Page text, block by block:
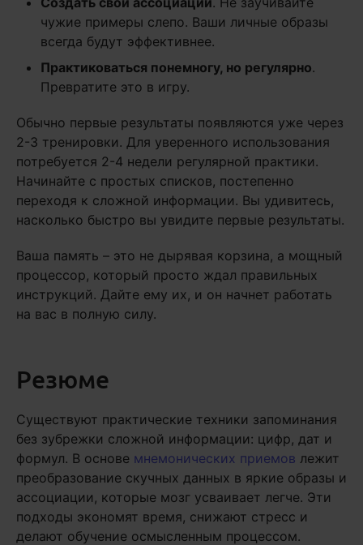
чужие примеры слепо. Ваши личные образы
всегда будут эффективнее.
Практиковаться понемногу, но регулярно.
Превратите это в игру.
Обычно первые результаты появляются уже через
2-3 тренировки. Для уверенного использования
потребуется 2-4 недели регулярной практики.
Начинайте с простых списков, постепенно
переходя к сложной информации. Вы удивитесь,
насколько быстро вы увидите первые результаты.
Ваша память – это не дырявая корзина, а мощный
процессор, который просто ждал правильных
инструкций. Дайте ему их, и он начнет работать
на вас в полную силу.
Резюме
Существуют практические техники запоминания
без зубрежки сложной информации: цифр, дат и
формул. В основе мнемонических приемов лежит
преобразование скучных данных в яркие образы и
ассоциации, которые мозг усваивает легче. Эти
подходы экономят время, снижают стресс и
делают обучение осмысленным процессом.